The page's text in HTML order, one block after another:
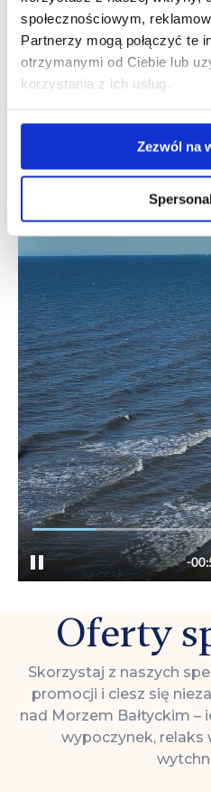
społecznościowym,
Partnerzy mogą połączyć te
otrzymanymi od Ciebie lub
korzystania z ich usług.
Zezwól na
Oferty
Skorzystaj z naszych
promocji i ciesz się
nad Morzem Bałtyckim –
wypoczynek, relaks